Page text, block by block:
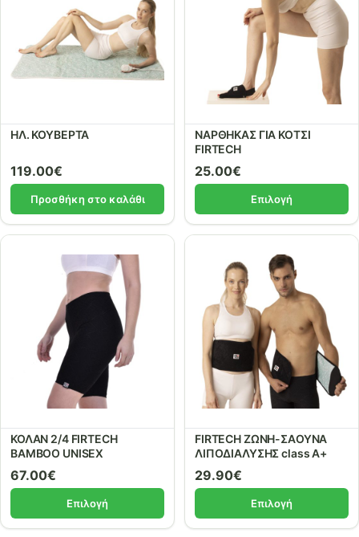
ΗΛ. ΚΟΥΒΕΡΤΑ
119.00€
Προσθήκη στο καλάθι
ΝΑΡΘΗΚΑΣ ΓΙΑ ΚΟΤΣΙ
FIRTECH
25.00€
Επιλογή
ΚΟΛΑΝ 2/4 FIRTECH
BAMBOO UNISEX
67.00€
Επιλογή
FIRTECH ΖΩΝΗ-ΣΑΟΥΝΑ
ΛΙΠΟΔΙΑΛΥΣΗΣ class A+
29.90€
Επιλογή